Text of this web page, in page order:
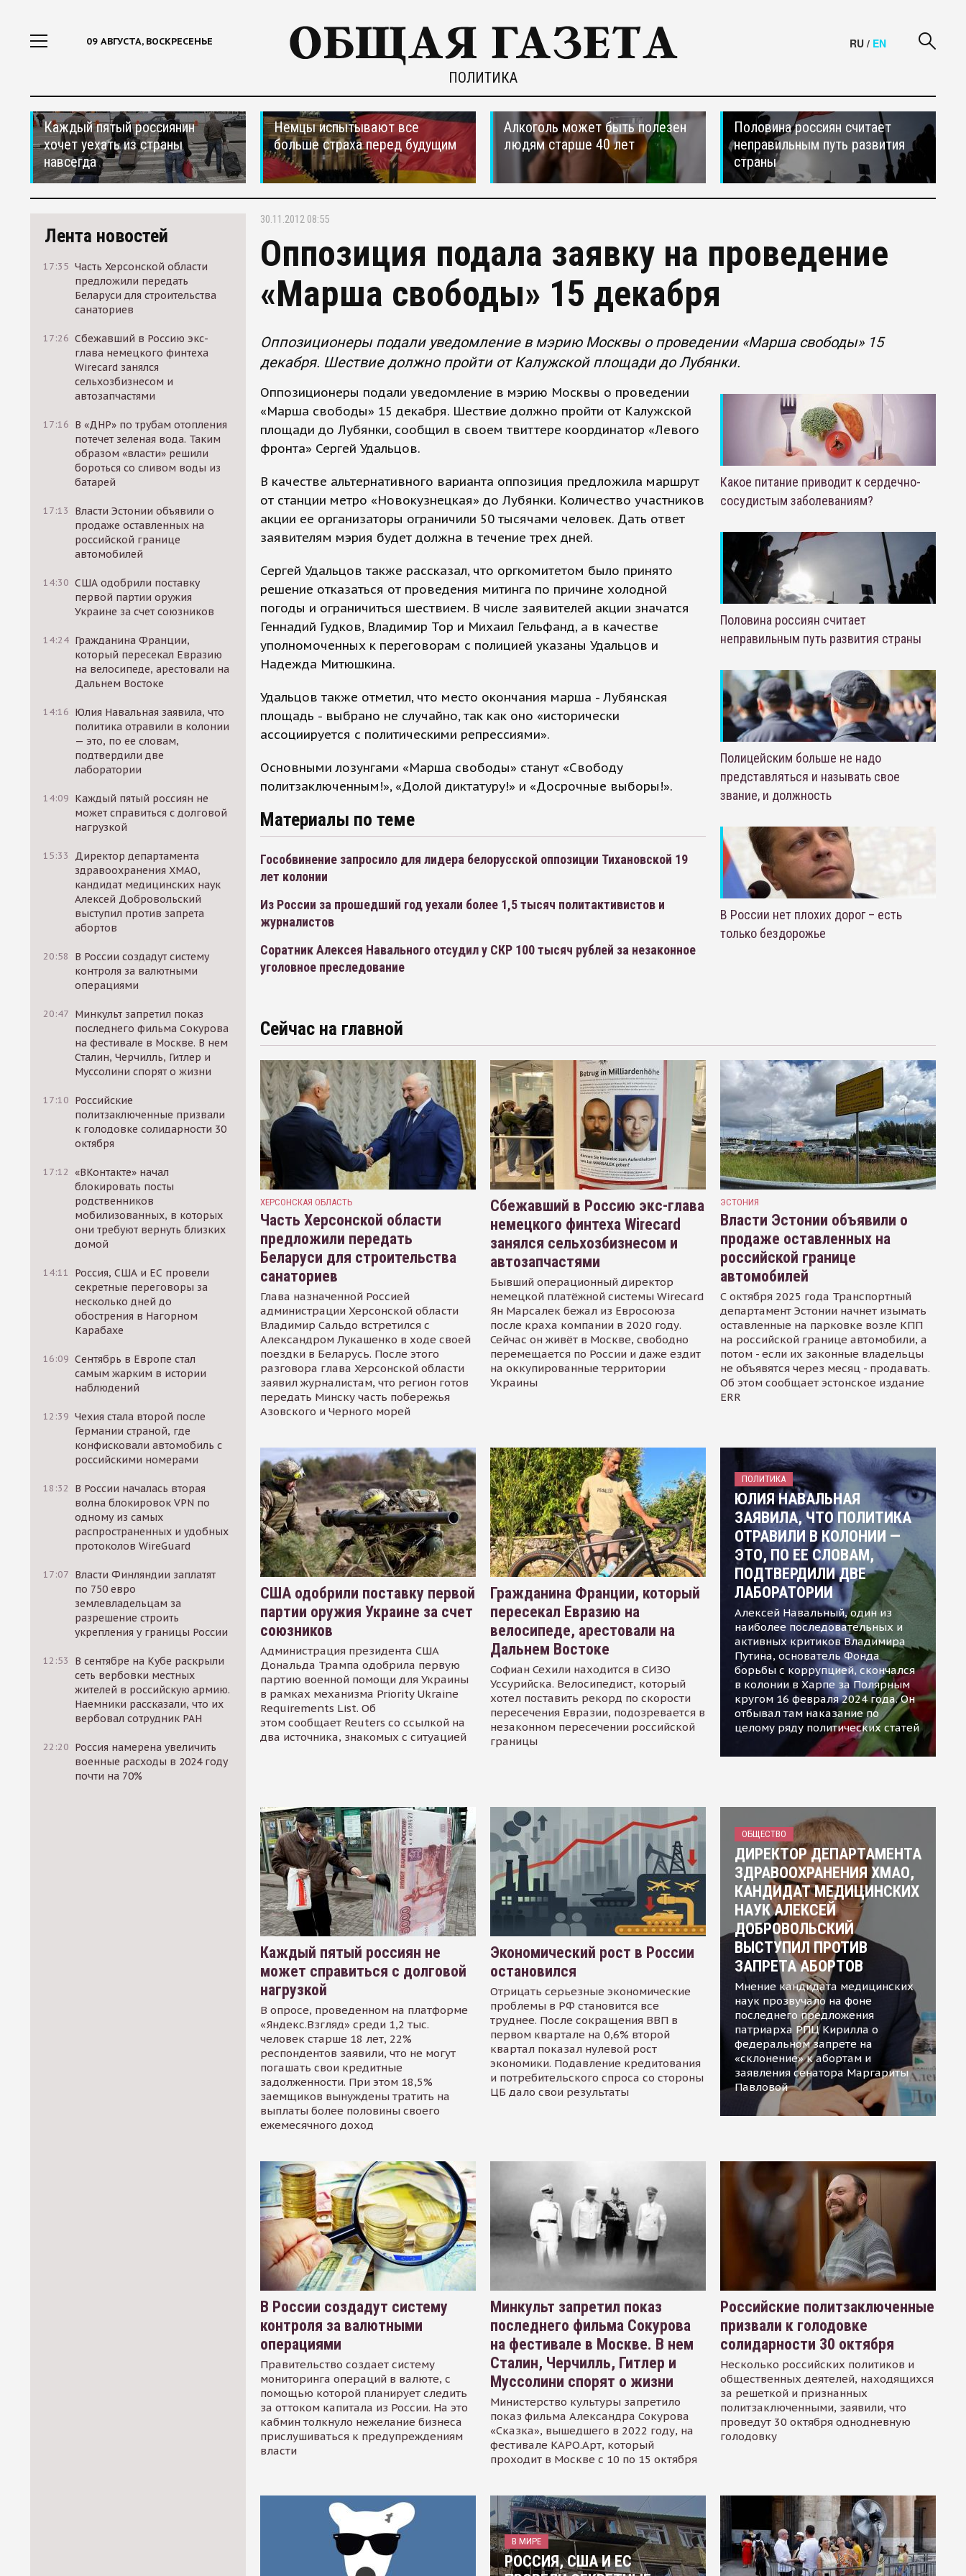
09 АВГУСТА, ВОСКРЕСЕНЬЕ
ПОЛИТИКА
RU / EN
Каждый пятый россиянин
хочет уехать из страны
навсегда
Немцы испытывают все
больше страха перед будущим
Алкоголь может быть полезен
людям старше 40 лет
Половина россиян считает
неправильным путь развития
страны
Лента новостей
17:35 Часть Херсонской области
предложили передать
Беларуси для строительства
санаториев
17:26 Сбежавший в Россию экс-
глава немецкого финтеха
Wirecard занялся
сельхозбизнесом и
автозапчастями
17:16 В «ДНР» по трубам отопления
потечет зеленая вода. Таким
образом «власти» решили
бороться со сливом воды из
батарей
17:13
Власти Эстонии объявили о
продаже оставленных на
российской границе
автомобилей
14:30 США одобрили поставку
первой партии оружия
Украине за счет союзников
14:24 Гражданина Франции,
который пересекал Евразию
на велосипеде, арестовали на
Дальнем Востоке
14:16 Юлия Навальная заявила, что
политика отравили в колонии
— это, по ее словам,
подтвердили две
лаборатории
14:09 Каждый пятый россиян не
может справиться с долговой
нагрузкой
15:33
Директор департамента
здравоохранения ХМАО,
кандидат медицинских наук
Алексей Добровольский
выступил против запрета
абортов
20:58
В России создадут систему
контроля за валютными
операциями
20:47 Минкульт запретил показ
последнего фильма Сокурова
на фестивале в Москве. В нем
Сталин, Черчилль, Гитлер и
Муссолини спорят о жизни
17:10 Российские
политзаключенные призвали
к голодовке солидарности 30
октября
17:12 «ВКонтакте» начал
блокировать посты
родственников
мобилизованных, в которых
они требуют вернуть близких
домой
14:11
Россия, США и ЕС провели
секретные переговоры за
несколько дней до
обострения в Нагорном
Карабахе
16:09 Сентябрь в Европе стал
самым жарким в истории
наблюдений
12:39 Чехия стала второй после
Германии страной, где
конфисковали автомобиль с
российскими номерами
18:32
В России началась вторая
волна блокировок VPN по
одному из самых
распространенных и удобных
протоколов WireGuard
17:07 Власти Финляндии заплатят
по 750 евро
землевладельцам за
разрешение строить
укрепления у границы России
12:53
В сентябре на Кубе раскрыли
сеть вербовки местных
жителей в российскую армию.
Наемники рассказали, что их
вербовал сотрудник РАН
22:20 Россия намерена увеличить
военные расходы в 2024 году
почти на 70%
30.11.2012 08:55
Оппозиция подала заявку на проведение
«Марша свободы» 15 декабря
Оппозиционеры подали уведомление в мэрию Москвы о проведении «Марша свободы» 15
декабря. Шествие должно пройти от Калужской площади до Лубянки.
Оппозиционеры подали уведомление в мэрию Москвы о проведении
«Марша свободы» 15 декабря. Шествие должно пройти от Калужской
площади до Лубянки, сообщил в своем твиттере координатор «Левого
фронта» Сергей Удальцов.
В качестве альтернативного варианта оппозиция предложила маршрут
от станции метро «Новокузнецкая» до Лубянки. Количество участников
акции ее организаторы ограничили 50 тысячами человек. Дать ответ
заявителям мэрия будет должна в течение трех дней.
Сергей Удальцов также рассказал, что оргкомитетом было принято
решение отказаться от проведения митинга по причине холодной
погоды и ограничиться шествием. В числе заявителей акции значатся
Геннадий Гудков, Владимир Тор и Михаил Гельфанд, а в качестве
уполномоченных к переговорам с полицией указаны Удальцов и
Надежда Митюшкина.
Удальцов также отметил, что место окончания марша - Лубянская
площадь - выбрано не случайно, так как оно «исторически
ассоциируется с политическими репрессиями».
Основными лозунгами «Марша свободы» станут «Свободу
политзаключенным!», «Долой диктатуру!» и «Досрочные выборы!».
Материалы по теме
Гособвинение запросило для лидера белорусской оппозиции Тихановской 19
лет колонии
Из России за прошедший год уехали более 1,5 тысяч политактивистов и
журналистов
Соратник Алексея Навального отсудил у СКР 100 тысяч рублей за незаконное
уголовное преследование
Какое питание приводит к сердечно-
сосудистым заболеваниям?
Половина россиян считает
неправильным путь развития страны
Полицейским больше не надо
представляться и называть свое
звание, и должность
В России нет плохих дорог – есть
только бездорожье
Сейчас на главной
ХЕРСОНСКАЯ ОБЛАСТЬ
Часть Херсонской области
предложили передать
Беларуси для строительства
санаториев
Глава назначенной Россией
администрации Херсонской области
Владимир Сальдо встретился с
Александром Лукашенко в ходе своей
поездки в Беларусь. После этого
разговора глава Херсонской области
заявил журналистам, что регион готов
передать Минску часть побережья
Азовского и Черного морей
Сбежавший в Россию экс-глава
немецкого финтеха Wirecard
занялся сельхозбизнесом и
автозапчастями
Бывший операционный директор
немецкой платёжной системы Wirecard
Ян Марсалек бежал из Евросоюза
после краха компании в 2020 году.
Сейчас он живёт в Москве, свободно
перемещается по России и даже ездит
на оккупированные территории
Украины
ЭСТОНИЯ
Власти Эстонии объявили о
продаже оставленных на
российской границе
автомобилей
С октября 2025 года Транспортный
департамент Эстонии начнет изымать
оставленные на парковке возле КПП
на российской границе автомобили, а
потом - если их законные владельцы
не объявятся через месяц - продавать.
Об этом сообщает эстонское издание
ERR
США одобрили поставку первой
партии оружия Украине за счет
союзников
Администрация президента США
Дональда Трампа одобрила первую
партию военной помощи для Украины
в рамках механизма Priority Ukraine
Requirements List. Об
этом сообщает Reuters со ссылкой на
два источника, знакомых с ситуацией
Гражданина Франции, который
пересекал Евразию на
велосипеде, арестовали на
Дальнем Востоке
Софиан Сехили находится в СИЗО
Уссурийска. Велосипедист, который
хотел поставить рекорд по скорости
пересечения Евразии, подозревается в
незаконном пересечении российской
границы
ПОЛИТИКА
ЮЛИЯ НАВАЛЬНАЯ
ЗАЯВИЛА, ЧТО ПОЛИТИКА
ОТРАВИЛИ В КОЛОНИИ —
ЭТО, ПО ЕЕ СЛОВАМ,
ПОДТВЕРДИЛИ ДВЕ
ЛАБОРАТОРИИ
Алексей Навальный, один из
наиболее последовательных и
активных критиков Владимира
Путина, основатель Фонда
борьбы с коррупцией, скончался
в колонии в Харпе за Полярным
кругом 16 февраля 2024 года. Он
отбывал там наказание по
целому ряду политических статей
Каждый пятый россиян не
может справиться с долговой
нагрузкой
В опросе, проведенном на платформе
«Яндекс.Взгляд» среди 1,2 тыс.
человек старше 18 лет, 22%
респондентов заявили, что не могут
погашать свои кредитные
задолженности. При этом 18,5%
заемщиков вынуждены тратить на
выплаты более половины своего
ежемесячного доход
Экономический рост в России
остановился
Отрицать серьезные экономические
проблемы в РФ становится все
труднее. После сокращения ВВП в
первом квартале на 0,6% второй
квартал показал нулевой рост
экономики. Подавление кредитования
и потребительского спроса со стороны
ЦБ дало свои результаты
ОБЩЕСТВО
ДИРЕКТОР ДЕПАРТАМЕНТА
ЗДРАВООХРАНЕНИЯ ХМАО,
КАНДИДАТ МЕДИЦИНСКИХ
НАУК АЛЕКСЕЙ
ДОБРОВОЛЬСКИЙ
ВЫСТУПИЛ ПРОТИВ
ЗАПРЕТА АБОРТОВ
Мнение кандидата медицинских
наук прозвучало на фоне
последнего предложения
патриарха РПЦ Кирилла о
федеральном запрете на
«склонение» к абортам и
заявления сенатора Маргариты
Павловой
В России создадут систему
контроля за валютными
операциями
Правительство создает систему
мониторинга операций в валюте, с
помощью которой планирует следить
за оттоком капитала из России. На это
кабмин толкнуло нежелание бизнеса
прислушиваться к предупреждениям
власти
Минкульт запретил показ
последнего фильма Сокурова
на фестивале в Москве. В нем
Сталин, Черчилль, Гитлер и
Муссолини спорят о жизни
Министерство культуры запретило
показ фильма Александра Сокурова
«Сказка», вышедшего в 2022 году, на
фестивале КАРО.Арт, который
проходит в Москве с 10 по 15 октября
Российские политзаключенные
призвали к голодовке
солидарности 30 октября
Несколько российских политиков и
общественных деятелей, находящихся
за решеткой и признанных
политзаключенными, заявили, что
проведут 30 октября однодневную
голодовку
В МИРЕ
РОССИЯ, США И ЕС